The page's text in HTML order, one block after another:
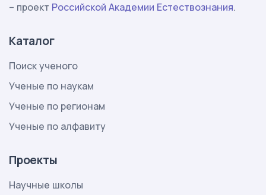
– проект Российской Академии Естествознания.
Каталог
Поиск ученого
Ученые по наукам
Ученые по регионам
Ученые по алфавиту
Проекты
Научные школы